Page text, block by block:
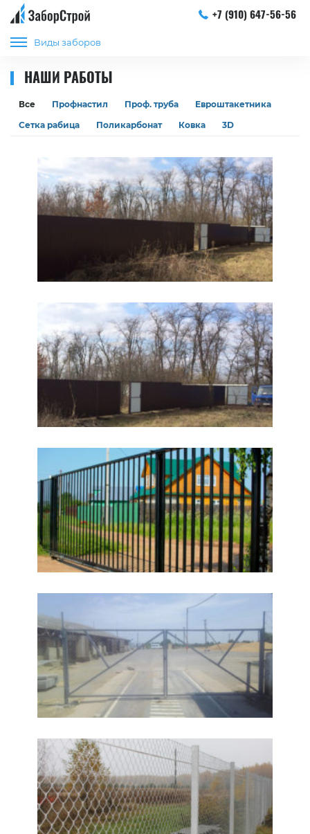
+7 (910) 647-56-56
Виды заборов
НАШИ РАБОТЫ
Все Профнастил Проф. труба
Евроштакетника
Сетка рабица
Поликарбонат Ковка 3D